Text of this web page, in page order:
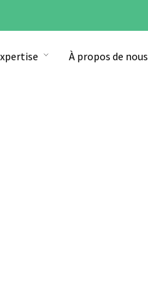
À propos de nous